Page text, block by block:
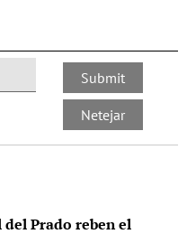
Prado reben el